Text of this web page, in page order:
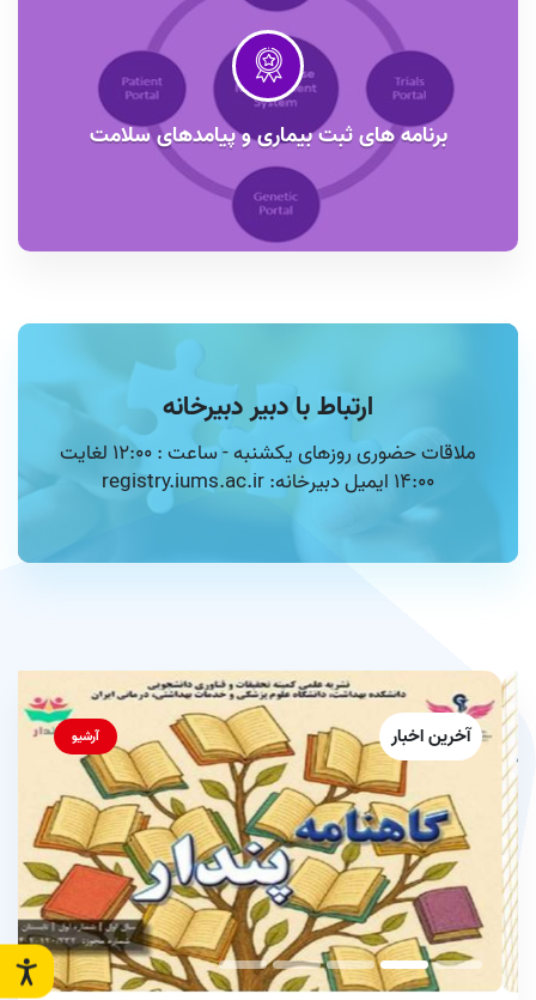
برنامه های ثبت بیماری و پیامدهای سلامت
ارتباط با دبیر دبیرخانه
ملاقات حضوری روزهای یکشنبه - ساعت : 12:00 لغایت
14:00 ایمیل دبیرخانه: registry.iums.ac.ir
آخرین اخبار آرشیو